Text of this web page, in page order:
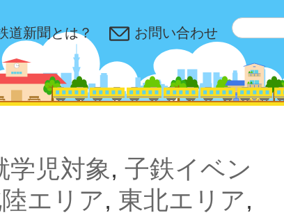
道新聞とは？ お問い合わせ
学児対象, 子鉄イベン
エリア, 東北エリア,